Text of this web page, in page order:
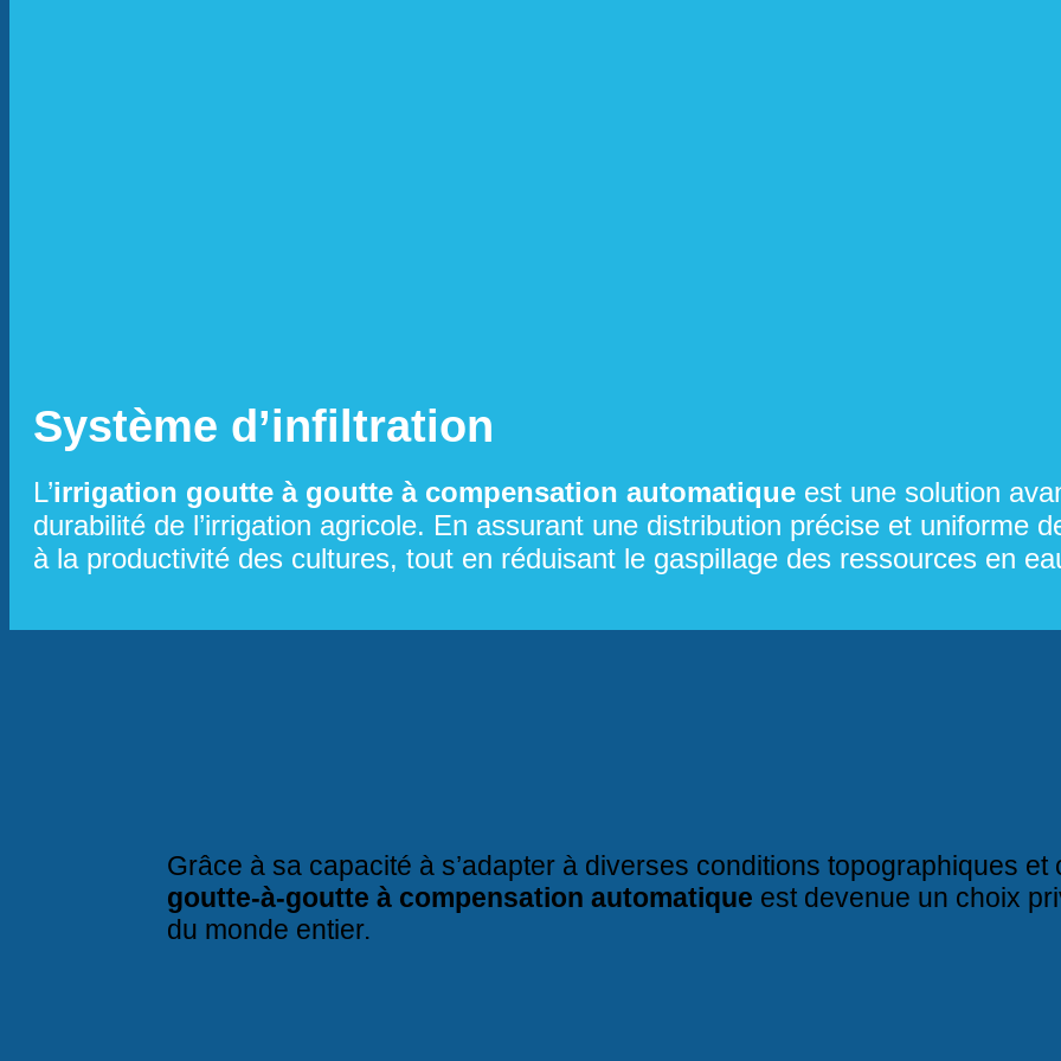
Système d’infiltration
L’irrigation goutte à goutte à compensation automatique est une solution
durabilité de l’irrigation agricole. En assurant une distribution précise et uniforme
à la productivité des cultures, tout en réduisant le gaspillage des ressources en
Grâce à sa capacité à s’adapter à diverses conditions topographiques et
goutte-à-goutte à compensation automatique est devenue un choix
du monde entier.